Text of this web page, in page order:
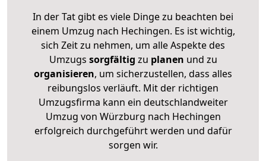
In der Tat gibt es viele Dinge zu beachten bei
einem Umzug nach Hechingen. Es ist wichtig,
sich Zeit zu nehmen, um alle Aspekte des
Umzugs sorgfältig zu planen und zu
organisieren, um sicherzustellen, dass alles
reibungslos verläuft. Mit der richtigen
Umzugsfirma kann ein deutschlandweiter
Umzug von Würzburg nach Hechingen
erfolgreich durchgeführt werden und dafür
sorgen wir.